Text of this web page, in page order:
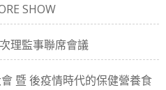
SHOW
理監事聯席會議
暨 後疫情時代的保健營養食